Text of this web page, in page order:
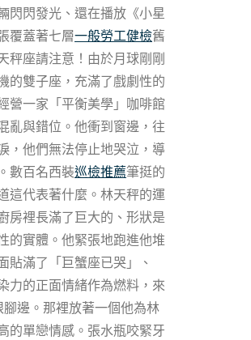
閃閃發光、還在播放《小星
覆蓋著七層一般勞工健檢舊
秤座請注意！由於月球剛剛
的雙子座，充滿了戲劇性的
營一家「平衡美學」咖啡館
亂與錯位。他衝到窗邊，往
，他們無法停止地哭泣，導
數百名西裝巡檢推薦筆挺的
這代表著什麼。林天秤的運
房裡長滿了巨大的、形狀是
的實體。他緊張地跑進他堆
滿了「巨蟹座已哭」、
力的正面情緒作為燃料，來
邊。那裡放著一個他為林
的單戀情感。張水瓶咬緊牙